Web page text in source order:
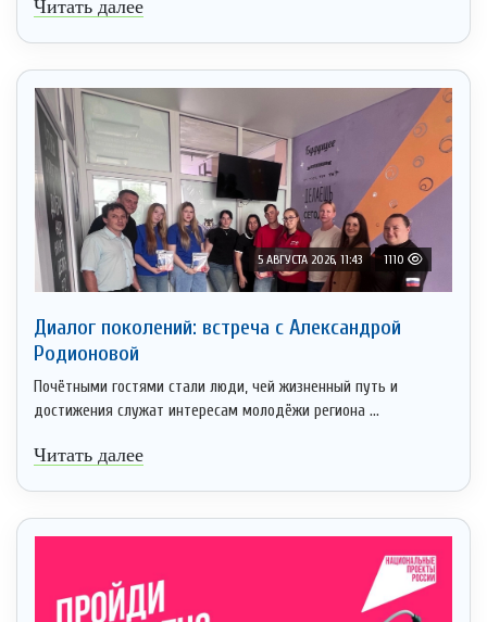
Читать далее
5 АВГУСТА 2026, 11:43 1110
Диалог поколений: встреча с Александрой
Родионовой
Почётными гостями стали люди, чей жизненный путь и
достижения служат интересам молодёжи региона ...
Читать далее